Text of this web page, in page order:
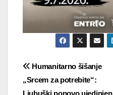
Navigacija
objava
Humanitarno šišanje
„Srcem za potrebite“:
Ljubuški ponovo ujedinjen